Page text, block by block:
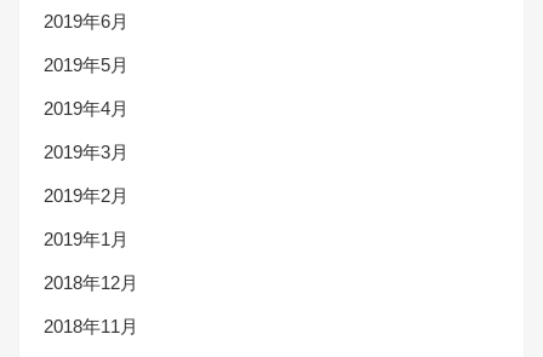
2019年6月
2019年5月
2019年4月
2019年3月
2019年2月
2019年1月
2018年12月
2018年11月